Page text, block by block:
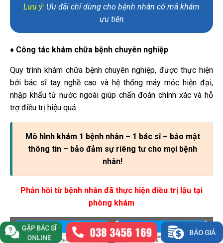
Lưu ý: Ưu đãi chỉ dùng cho bệnh nhân có mã khám
ưu tiên
♦ Công tác khám chữa bệnh chuyên nghiệp
Quy trình khám chữa bệnh chuyên nghiệp, được thực hiện
bởi bác sĩ tay nghề cao và hệ thống máy móc hiện đại,
nhập khẩu từ nước ngoài giúp chẩn đoán chính xác và hỗ
trợ điều trị hiệu quả.
Mô hình khám 1 bệnh nhân – 1 bác sĩ – bảo mật
thông tin – bảo đảm sự riêng tư cho mọi bệnh
nhân!
Phản hồi từ bệnh nhân đã thực hiện điều trị lậu tại
phòng khám